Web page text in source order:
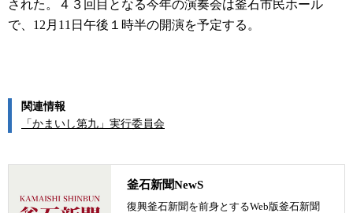
された。４３回目となる今年の演奏会は釜石市民ホール
で、12月11日午後１時半の開演を予定する。
関連情報
「かまいし第九」実行委員会
釜石新聞NewS
復興釜石新聞を前身とするWeb版釜石新聞